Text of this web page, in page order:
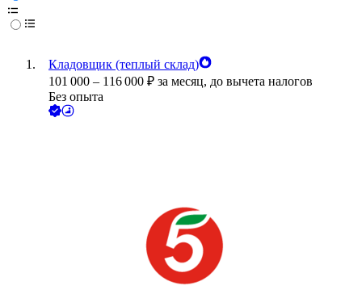
Кладовщик (теплый склад)
101 000 – 116 000 ₽ за месяц, до вычета налогов
Без опыта